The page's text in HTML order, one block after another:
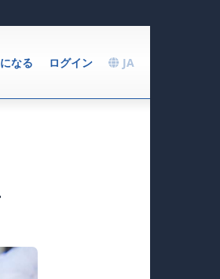
JA
ログイン
なる